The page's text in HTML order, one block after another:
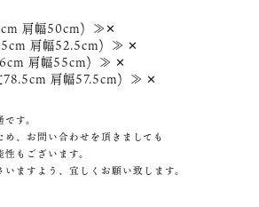
肩幅50cm) ≫✕
肩幅52.5cm) ≫ ✕
肩幅55cm) ≫ ✕
肩幅57.5cm) ≫ ✕
す。
、お問い合わせを頂きましても
もございます。
ますよう、宜しくお願い致します。